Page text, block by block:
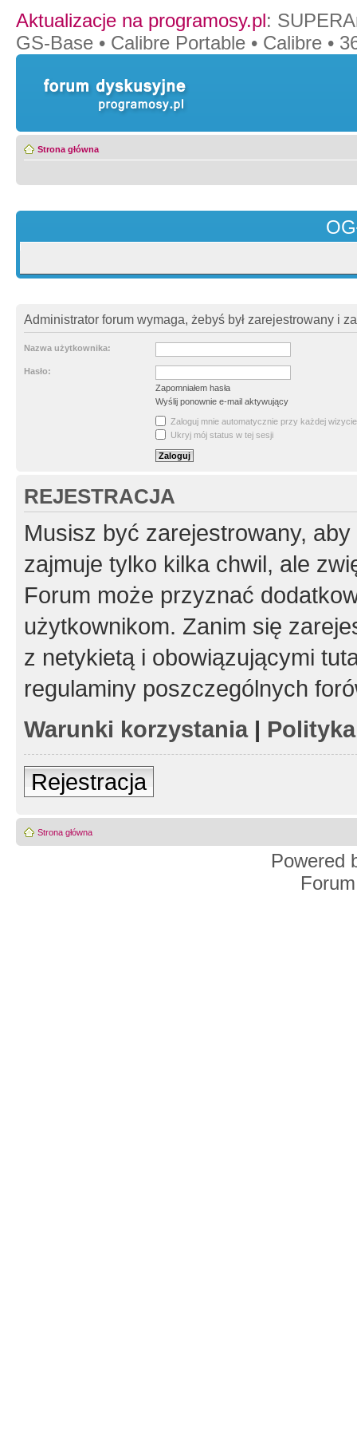
Aktualizacje na programosy.pl:
GS-Base • Calibre Portable • Calibre •
Strona główna
Administrator forum wymaga, żebyś był zarejestrowany i
Nazwa użytkownika:
Hasło:
Zapomniałem hasła
Wyślij ponownie e-mail aktywujący
Zaloguj mnie automatycznie przy każdej wizycie
Ukryj mój status w tej sesji
REJESTRACJA
Musisz być zarejestrowany,
zajmuje tylko kilka chwil, ale
Forum może przyznać
użytkownikom. Zanim się
z netykietą i obowiązującymi
regulaminy poszczególnych
Warunki korzystania|
Rejestracja
Strona główna
Powered